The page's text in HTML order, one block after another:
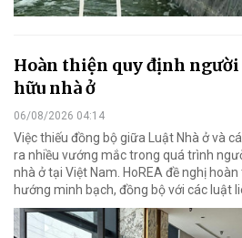
Hoàn thiện quy định người
hữu nhà ở
06/08/2026 04:14
Việc thiếu đồng bộ giữa Luật Nhà ở và
ra nhiều vướng mắc trong quá trình
nhà ở tại Việt Nam. HoREA đề nghị
hướng minh bạch, đồng bộ với các luật